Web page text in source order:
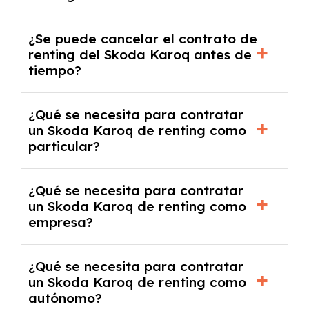
tendrás que pagar ningún tipo de entrada
salvo en casos que lo exija el proveedor
debido al resultado del estudio de viabilidad
económica.
¿Se puede cancelar el contrato de
renting del Skoda Karoq antes de
tiempo?
pero puede haber penalizaciones por
cancelación anticipada. Es importante revisar
las condiciones del contrato y hablar con un
experto que te asesore.
¿Qué se necesita para contratar
un Skoda Karoq de renting como
particular?
y, en algunos casos, una consulta de solvencia
crediticia y un pago inicial.
¿Qué se necesita para contratar
un Skoda Karoq de renting como
empresa?
documentación financiera y, en algunos
casos, un informe de solvencia de la empresa
y un pago inicial.
¿Qué se necesita para contratar
un Skoda Karoq de renting como
autónomo?